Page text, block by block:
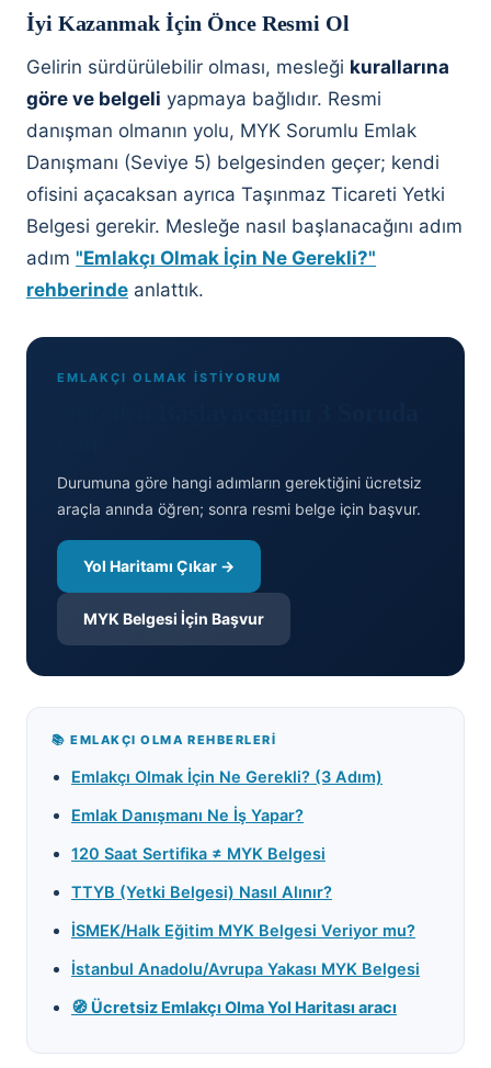
İyi Kazanmak İçin Önce Resmi Ol
Gelirin sürdürülebilir olması, mesleği kurallarına
göre ve belgeli yapmaya bağlıdır. Resmi
danışman olmanın yolu, MYK Sorumlu Emlak
Danışmanı (Seviye 5) belgesinden geçer; kendi
ofisini açacaksan ayrıca Taşınmaz Ticareti Yetki
Belgesi gerekir. Mesleğe nasıl başlanacağını adım
adım "Emlakçı Olmak İçin Ne Gerekli?"
rehberinde anlattık.
EMLAKÇI OLMAK İSTİYORUM
Durumuna göre hangi adımların gerektiğini ücretsiz
araçla anında öğren; sonra resmi belge için başvur.
Yol Haritamı Çıkar →
MYK Belgesi İçin Başvur
📚 EMLAKÇI OLMA REHBERLERI
Emlakçı Olmak İçin Ne Gerekli? (3 Adım)
Emlak Danışmanı Ne İş Yapar?
120 Saat Sertifika ≠ MYK Belgesi
TTYB (Yetki Belgesi) Nasıl Alınır?
İSMEK/Halk Eğitim MYK Belgesi Veriyor mu?
İstanbul Anadolu/Avrupa Yakası MYK Belgesi
🧭 Ücretsiz Emlakçı Olma Yol Haritası aracı